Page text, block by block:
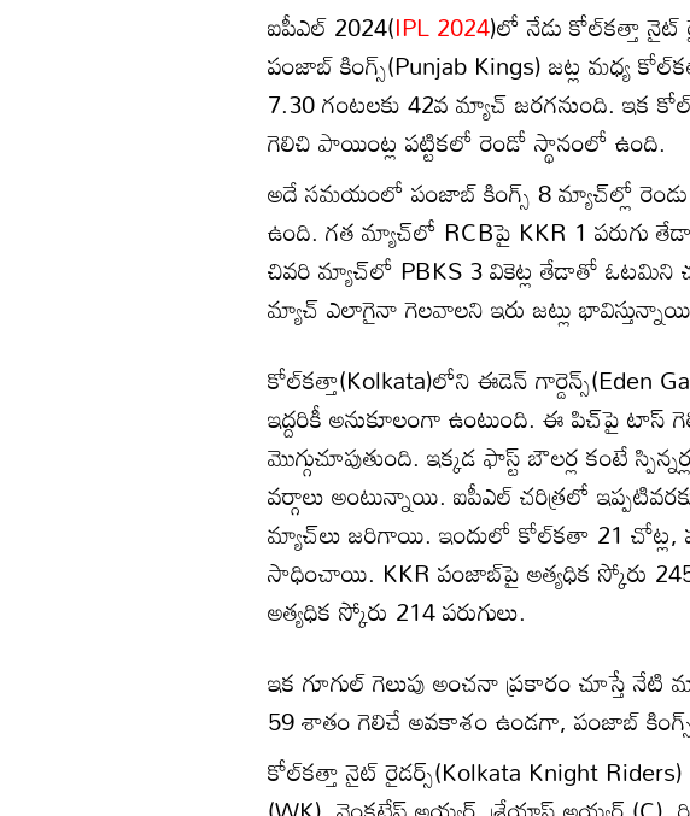
ఐపీఎల్ 2024(IPL 2024)లో నేడు కోల్‌కత్తా నైట్
పంజాబ్ కింగ్స్(Punjab Kings) జట్ల మధ్య
7.30 గంటలకు 42వ మ్యాచ్ జరగనుంది. ఇక
గెలిచి పాయింట్ల పట్టికలో రెండో స్థానంలో ఉంది.
అదే సమయంలో పంజాబ్ కింగ్స్ 8 మ్యాచ్‌ల్లో
ఉంది. గత మ్యాచ్‌లో RCBపై KKR 1 పరుగు
చివరి మ్యాచ్‌లో PBKS 3 వికెట్ల తేడాతో ఓటమిని
మ్యాచ్ ఎలాగైనా గెలవాలని ఇరు జట్లు
కోల్‌కత్తా(Kolkata)లోని ఈడెన్ గార్డెన్స్(Eden
ఇద్దరికీ అనుకూలంగా ఉంటుంది. ఈ పిచ్‌పై టాస్‌
మొగ్గుచూపుతుంది. ఇక్కడ ఫాస్ట్ బౌలర్ల కంటే
వర్గాలు అంటున్నాయి. ఐపీఎల్ చరిత్రలో
మ్యాచ్‌లు జరిగాయి. ఇందులో కోల్‌కతా 21
సాధించాయి. KKR పంజాబ్‌పై అత్యధిక స్కోరు
అత్యధిక స్కోరు 214 పరుగులు.
ఇక గూగుల్ గెలుపు అంచనా ప్రకారం చూస్తే నేటి
59 శాతం గెలిచే అవకాశం ఉండగా, పంజాబ్ కింగ్స్
కోల్‌కత్తా నైట్ రైడర్స్(Kolkata Knight